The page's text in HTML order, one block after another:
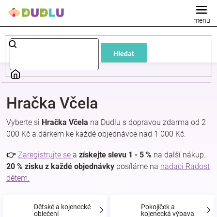
Hledat
Dětské
a
a
Hračka Včela
Vyberte si Hračka Včela na Dudlu s dopravou zdarma od 2
000 Kč a dárkem ke každé objednávce nad 1 000 Kč.
👉 Zaregistrujte se a získejte slevu 1 - 5 % na další nákup.
20 % zisku z každé objednávky posíláme na nadaci Radost
dětem.
Dětské a kojenecké
oblečení
Pokojíček a
kojenecká výbava